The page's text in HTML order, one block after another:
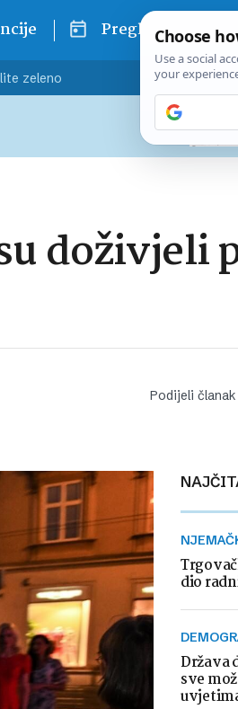
Pregled dana
zeleno
doživjeli
Podijeli
dio
Država
sve